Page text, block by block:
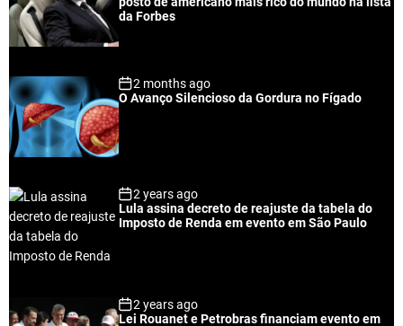
a
r
t
da Forbes
2 months ago
O Avanço Silencioso da Gordura no Fígado
2 years ago
Lula assina decreto de reajuste da tabela do
Imposto de Renda em evento em São Paulo
2 years ago
Lei Rouanet e Petrobras financiam evento em